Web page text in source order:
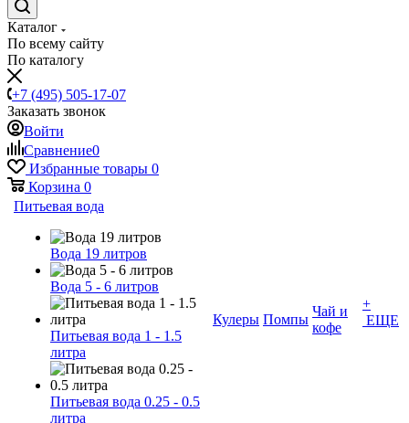
Каталог
По всему сайту
По каталогу
+7 (495) 505-17-07
Заказать звонок
Войти
Сравнение0
Избранные товары 0
Корзина 0
Питьевая вода
Вода 19 литров
Вода 5 - 6 литров
Питьевая вода 1 - 1.5
литра
Питьевая вода 0.25 - 0.5
литра
Кулеры Помпы
Чай и
кофе
+
ЕЩЕ